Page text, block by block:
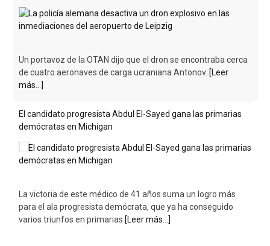
Un portavoz de la OTAN dijo que el dron se encontraba cerca
de cuatro aeronaves de carga ucraniana Antonov. [Leer
más...]
El candidato progresista Abdul El-Sayed gana las primarias
demócratas en Michigan
La victoria de este médico de 41 años suma un logro más
para el ala progresista demócrata, que ya ha conseguido
varios triunfos en primarias [Leer más...]